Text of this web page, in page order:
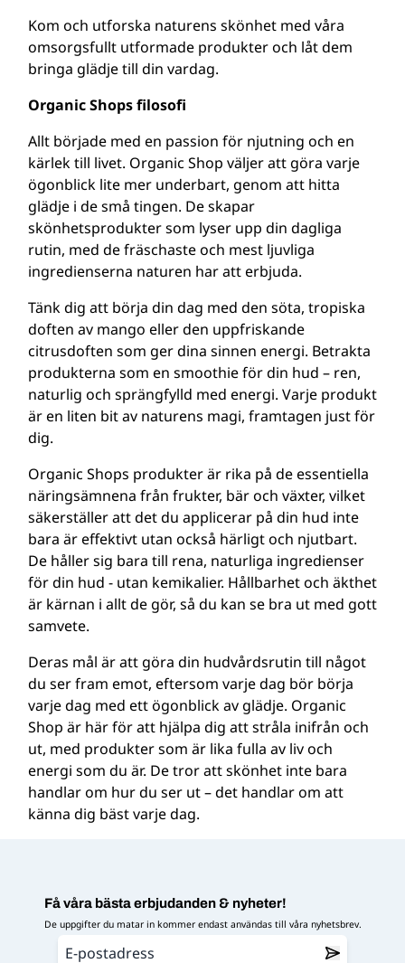
Kom och utforska naturens skönhet med våra
omsorgsfullt utformade produkter och låt dem
bringa glädje till din vardag.
Organic Shops filosofi
Allt började med en passion för njutning och en
kärlek till livet. Organic Shop väljer att göra varje
ögonblick lite mer underbart, genom att hitta
glädje i de små tingen. De skapar
skönhetsprodukter som lyser upp din dagliga
rutin, med de fräschaste och mest ljuvliga
ingredienserna naturen har att erbjuda.
Tänk dig att börja din dag med den söta, tropiska
doften av mango eller den uppfriskande
citrusdoften som ger dina sinnen energi. Betrakta
produkterna som en smoothie för din hud – ren,
naturlig och sprängfylld med energi. Varje produkt
är en liten bit av naturens magi, framtagen just för
dig.
Organic Shops produkter är rika på de essentiella
näringsämnena från frukter, bär och växter, vilket
säkerställer att det du applicerar på din hud inte
bara är effektivt utan också härligt och njutbart.
De håller sig bara till rena, naturliga ingredienser
för din hud - utan kemikalier. Hållbarhet och äkthet
är kärnan i allt de gör, så du kan se bra ut med gott
samvete.
Deras mål är att göra din hudvårdsrutin till något
du ser fram emot, eftersom varje dag bör börja
varje dag med ett ögonblick av glädje. Organic
Shop är här för att hjälpa dig att stråla inifrån och
ut, med produkter som är lika fulla av liv och
energi som du är. De tror att skönhet inte bara
handlar om hur du ser ut – det handlar om att
känna dig bäst varje dag.
Få våra bästa erbjudanden & nyheter!
De uppgifter du matar in kommer endast användas till våra nyhetsbrev.